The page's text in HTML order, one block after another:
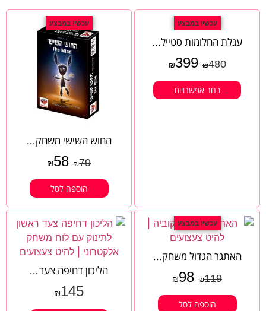
עכשיו במבצע
עגלת החלומות סטייל...
₪480
₪399
בחר אפשרויות
עכשיו במבצע
החוש השישי משחק...
₪79
₪58
הוספה לסל
עכשיו במבצע
האתגר הגדול משחק...
₪119
₪98
הוספה לסל
הליכון דחיפה צעד...
₪145